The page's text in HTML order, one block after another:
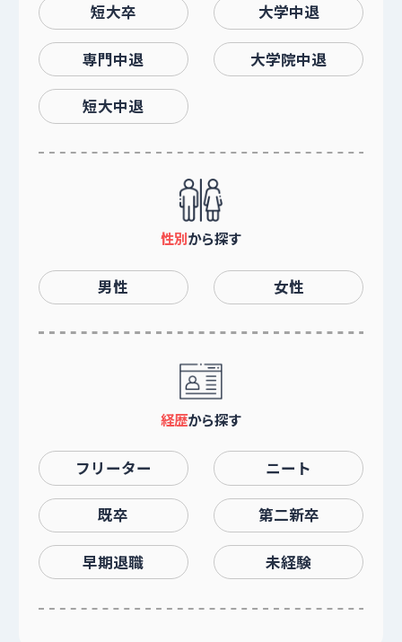
短大卒 大学中退
専門中退 大学院中退
短大中退
性別から探す
男性 女性
経歴から探す
フリーター ニート
既卒 第二新卒
早期退職 未経験